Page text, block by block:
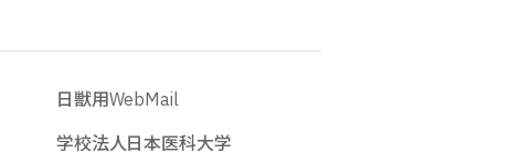
日獣用WebMail
学校法人日本医科大学